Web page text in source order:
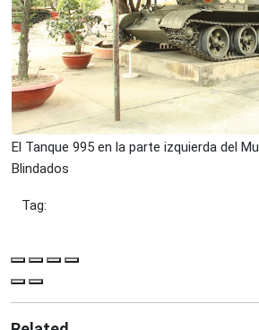
El Tanque 995 en la parte izquierda del
Blindados
Tag: